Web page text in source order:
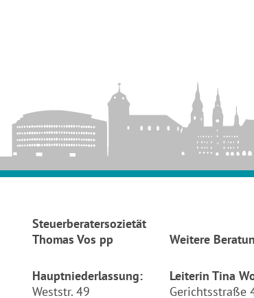
Steuerberatersozietät
Thomas Vos pp
Hauptniederlassung:
Weststr. 49
Weitere
Leiterin Tina
Gerichtsstraße